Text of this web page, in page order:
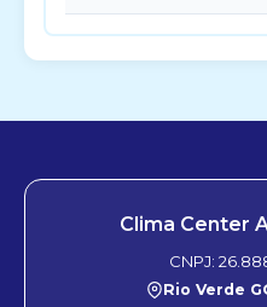
Clima Center
CNPJ:
Rio Verde